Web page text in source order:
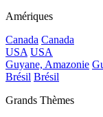
Amériques
Canada Canada
USA USA
Guyane, Amazonie
Brésil Brésil
Grands Thèmes